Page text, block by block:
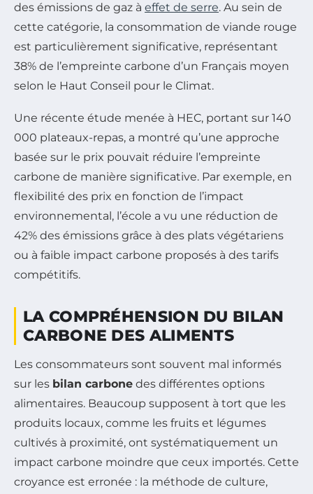
des émissions de gaz à effet de serre. Au sein de
cette catégorie, la consommation de viande rouge
est particulièrement significative, représentant
38% de l’empreinte carbone d’un Français moyen
selon le Haut Conseil pour le Climat.
Une récente étude menée à HEC, portant sur 140
000 plateaux-repas, a montré qu’une approche
basée sur le prix pouvait réduire l’empreinte
carbone de manière significative. Par exemple, en
flexibilité des prix en fonction de l’impact
environnemental, l’école a vu une réduction de
42% des émissions grâce à des plats végétariens
ou à faible impact carbone proposés à des tarifs
compétitifs.
LA COMPRÉHENSION DU BILAN
CARBONE DES ALIMENTS
Les consommateurs sont souvent mal informés
sur les bilan carbone des différentes options
alimentaires. Beaucoup supposent à tort que les
produits locaux, comme les fruits et légumes
cultivés à proximité, ont systématiquement un
impact carbone moindre que ceux importés. Cette
croyance est erronée : la méthode de culture,